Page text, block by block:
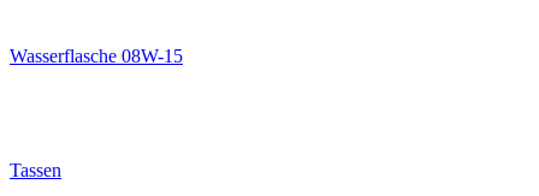
Wasserflasche 08W-15
Tassen